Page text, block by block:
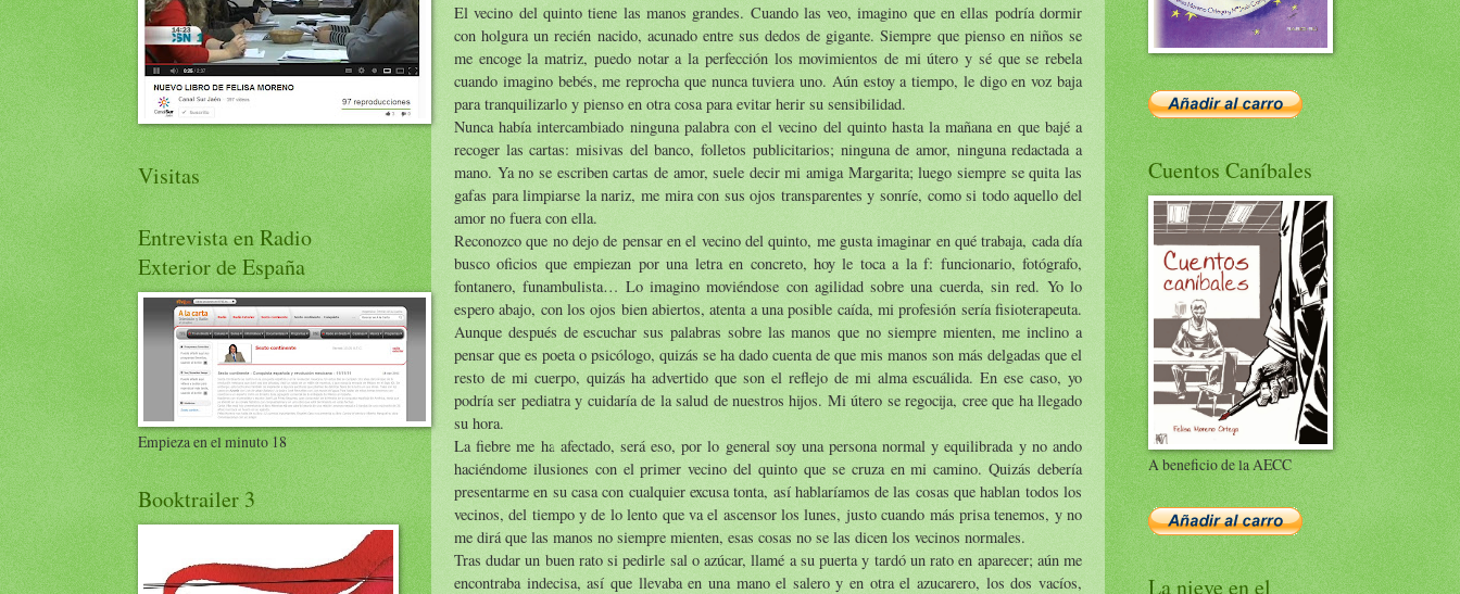
El vecino del quinto tiene las manos grandes. Cuando las veo, imagino que en ellas podría dormir
con holgura un recién nacido, acunado entre sus dedos de gigante. Siempre que pienso en niños se
me encoge la matriz, puedo notar a la perfección los movimientos de mi útero y sé que se rebela
cuando imagino bebés, me reprocha que nunca tuviera uno. Aún estoy a tiempo, le digo en voz baja
para tranquilizarlo y pienso en otra cosa para evitar herir su sensibilidad.
Nunca había intercambiado ninguna palabra con el vecino del quinto hasta la mañana en que bajé a
recoger las cartas: misivas del banco, folletos publicitarios; ninguna de amor, ninguna redactada a
mano. Ya no se escriben cartas de amor, suele decir mi amiga Margarita; luego siempre se quita las
gafas para limpiarse la nariz, me mira con sus ojos transparentes y sonríe, como si todo aquello del
amor no fuera con ella.
Reconozco que no dejo de pensar en el vecino del quinto, me gusta imaginar en qué trabaja, cada día
busco oficios que empiezan por una letra en concreto, hoy le toca a la f: funcionario, fotógrafo,
fontanero, funambulista… Lo imagino moviéndose con agilidad sobre una cuerda, sin red. Yo lo
espero abajo, con los ojos bien abiertos, atenta a una posible caída, mi profesión sería fisioterapeuta.
Aunque después de escuchar sus palabras sobre las manos que no siempre mienten, me inclino a
pensar que es poeta o psicólogo, quizás se ha dado cuenta de que mis manos son más delgadas que el
resto de mi cuerpo, quizás ha advertido que son el reflejo de mi alma escuálida. En ese caso, yo
podría ser pediatra y cuidaría de la salud de nuestros hijos. Mi útero se regocija, cree que ha llegado
su hora.
La fiebre me ha afectado, será eso, por lo general soy una persona normal y equilibrada y no ando
haciéndome ilusiones con el primer vecino del quinto que se cruza en mi camino. Quizás debería
presentarme en su casa con cualquier excusa tonta, así hablaríamos de las cosas que hablan todos los
vecinos, del tiempo y de lo lento que va el ascensor los lunes, justo cuando más prisa tenemos, y no
me dirá que las manos no siempre mienten, esas cosas no se las dicen los vecinos normales.
Tras dudar un buen rato si pedirle sal o azúcar, llamé a su puerta y tardó un rato en aparecer; aún me
encontraba indecisa, así que llevaba en una mano el salero y en otra el azucarero, los dos vacíos,
Visitas
Entrevista en Radio
Exterior de España
Empieza en el minuto 18
Booktrailer 3
Cuentos Caníbales
A beneficio de la AECC
La nieve en el